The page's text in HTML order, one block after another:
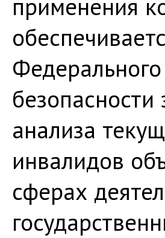
применения
анализа
инвалидов
сферах